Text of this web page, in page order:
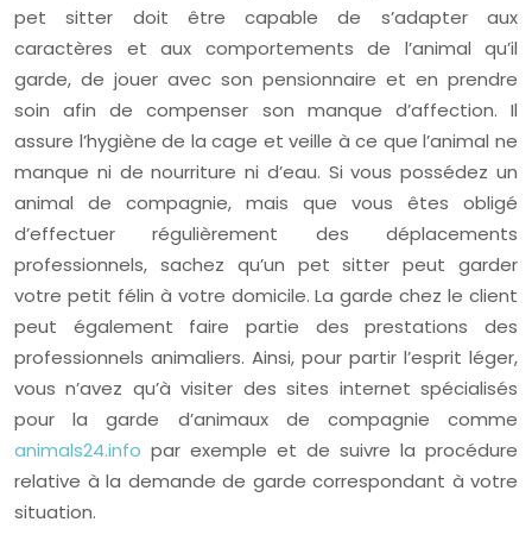
pet sitter doit être capable de s’adapter aux
caractères et aux comportements de l’animal qu’il
garde, de jouer avec son pensionnaire et en prendre
soin afin de compenser son manque d’affection. Il
assure l’hygiène de la cage et veille à ce que l’animal ne
manque ni de nourriture ni d’eau. Si vous possédez un
animal de compagnie, mais que vous êtes obligé
d’effectuer régulièrement des déplacements
professionnels, sachez qu’un pet sitter peut garder
votre petit félin à votre domicile. La garde chez le client
peut également faire partie des prestations des
professionnels animaliers. Ainsi, pour partir l’esprit léger,
vous n’avez qu’à visiter des sites internet spécialisés
pour la garde d’animaux de compagnie comme
animals24.info par exemple et de suivre la procédure
relative à la demande de garde correspondant à votre
situation.